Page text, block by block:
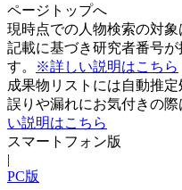
ページトップへ
現時点での人物検索の対象
記載に基づき研究者番号
す。
※詳しい説明はこちら
成果物リストには自動推
誤りや漏れにお気付きの際
い説明はこちら
スマートフォン版
|
PC版